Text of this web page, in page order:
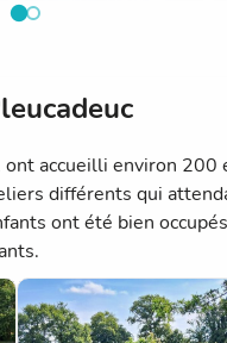
accueilli environ 200
différents qui
ont été bien